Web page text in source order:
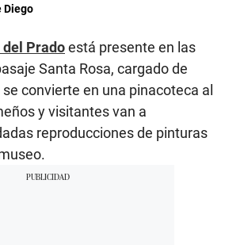
Diego
Pradoestá presente en las
Santa Rosa, cargado de
convierte en una pinacoteca al
y visitantes van a
reproducciones de pinturas